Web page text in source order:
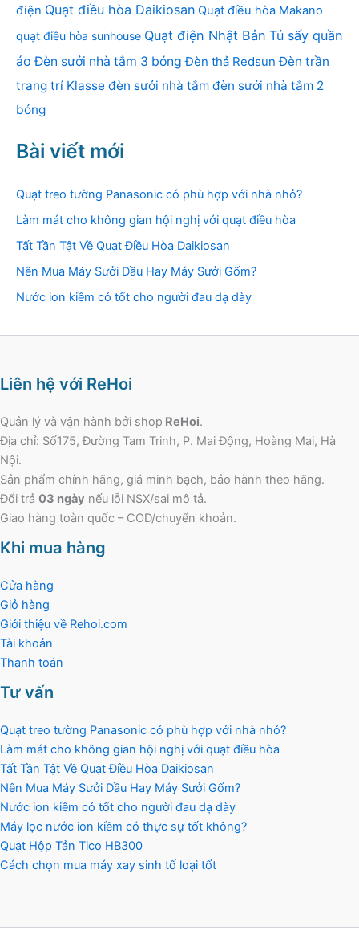
điện Quạt điều hòa Daikiosan Quạt điều hòa Makano
quạt điều hòa sunhouse Quạt điện Nhật Bản Tủ sấy quần
áo Đèn sưởi nhà tắm 3 bóng Đèn thả Redsun Đèn trần
trang trí Klasse đèn sưởi nhà tắm đèn sưởi nhà tắm 2
bóng
Bài viết mới
Quạt treo tường Panasonic có phù hợp với nhà nhỏ?
Làm mát cho không gian hội nghị với quạt điều hòa
Tất Tần Tật Về Quạt Điều Hòa Daikiosan
Nên Mua Máy Sưởi Dầu Hay Máy Sưởi Gốm?
Nước ion kiềm có tốt cho người đau dạ dày
Liên hệ với ReHoi
Quản lý và vận hành bởi shop ReHoi.
Địa chỉ: Số175, Đường Tam Trinh, P. Mai Động, Hoàng Mai, Hà
Nội.
Sản phẩm chính hãng, giá minh bạch, bảo hành theo hãng.
Đổi trả 03 ngày nếu lỗi NSX/sai mô tả.
Giao hàng toàn quốc – COD/chuyển khoản.
Khi mua hàng
Cửa hàng
Giỏ hàng
Giới thiệu về Rehoi.com
Tài khoản
Thanh toán
Tư vấn
Quạt treo tường Panasonic có phù hợp với nhà nhỏ?
Làm mát cho không gian hội nghị với quạt điều hòa
Tất Tần Tật Về Quạt Điều Hòa Daikiosan
Nên Mua Máy Sưởi Dầu Hay Máy Sưởi Gốm?
Nước ion kiềm có tốt cho người đau dạ dày
Máy lọc nước ion kiềm có thực sự tốt không?
Quạt Hộp Tản Tico HB300
Cách chọn mua máy xay sinh tố loại tốt